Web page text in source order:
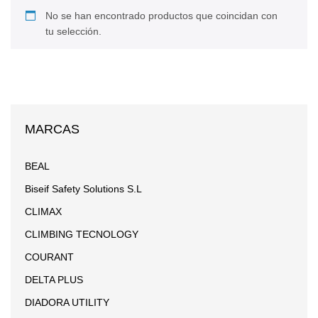
No se han encontrado productos que coincidan con
tu selección.
MARCAS
BEAL
Biseif Safety Solutions S.L
CLIMAX
CLIMBING TECNOLOGY
COURANT
DELTA PLUS
DIADORA UTILITY